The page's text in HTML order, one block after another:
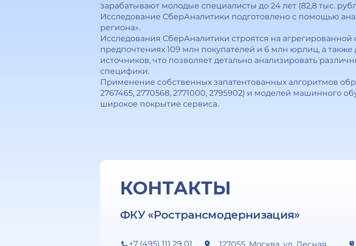
зарабатывают молодые специалисты до 24 лет (82,8 тыс.
Исследование СберАналитики подготовлено с помощью
региона».
Исследования СберАналитики строятся на
предпочтениях 109 млн покупателей и 6 млн юрлиц, а
источников, что позволяет детально анализировать
специфики.
Применение собственных запатентованных алгоритмов
2767465, 2770568, 2771000, 2795902) и моделей машинного
широкое покрытие сервиса.
КОНТАКТЫ
ФКУ «Ространсмодернизация»
+7 (495) 111 29 01